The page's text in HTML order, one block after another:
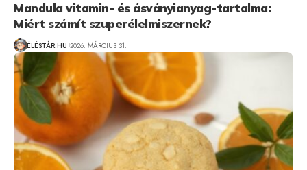
Mandula vitamin- és ásványianyag-tartalma:
Miért számít szuperélelmiszernek?
ÉLÉSTÁR.HU 2026. MÁRCIUS 31.